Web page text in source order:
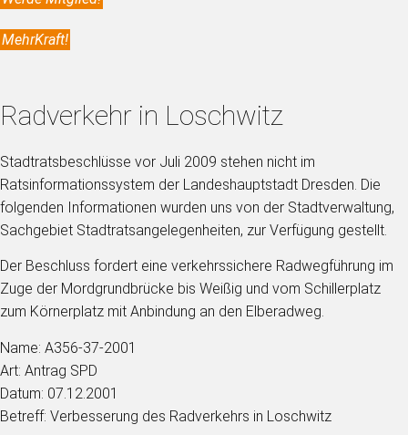
MehrKraft!
Radverkehr in Loschwitz
Stadtratsbeschlüsse vor Juli 2009 stehen nicht im
Ratsinformationssystem der Landeshauptstadt Dresden. Die
folgenden Informationen wurden uns von der Stadtverwaltung,
Sachgebiet Stadtratsangelegenheiten, zur Verfügung gestellt.
Der Beschluss fordert eine verkehrssichere Radwegführung im
Zuge der Mordgrundbrücke bis Weißig und vom Schillerplatz
zum Körnerplatz mit Anbindung an den Elberadweg.
Name: A356-37-2001
Art: Antrag SPD
Datum: 07.12.2001
Betreff: Verbesserung des Radverkehrs in Loschwitz